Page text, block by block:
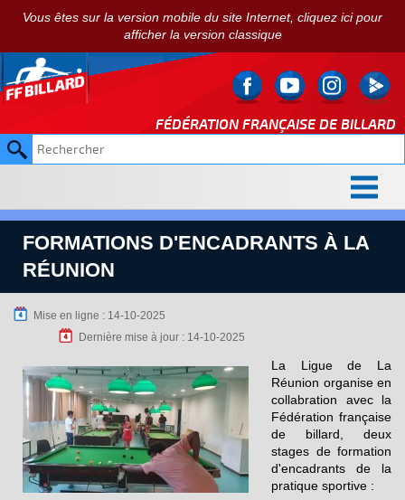
Vous êtes sur la version mobile du site Internet, cliquez ici pour
afficher la version classique
FÉDÉRATION FRANÇAISE DE BILLARD
FORMATIONS D'ENCADRANTS À LA
RÉUNION
Mise en ligne : 14-10-2025
Dernière mise à jour : 14-10-2025
La Ligue de La
Réunion organise en
collabration avec la
Fédération française
de billard, deux
stages de formation
d'encadrants de la
pratique sportive :